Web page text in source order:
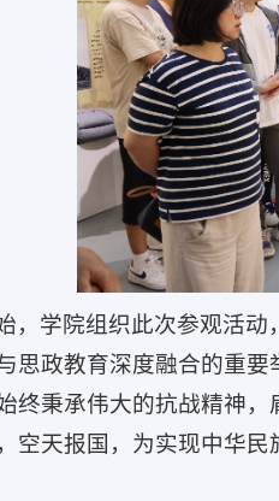
，学院组织此次参观活动
思政教育深度融合的重
终秉承伟大的抗战精神
空天报国，为实现中华民